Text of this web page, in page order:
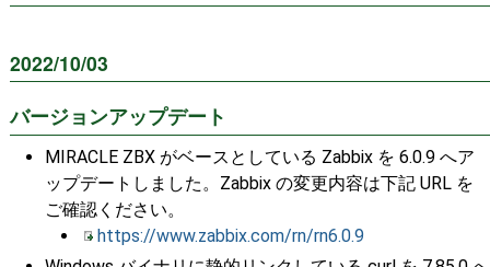
2022/10/03
バージョンアップデート
MIRACLE ZBX がベースとしている Zabbix を 6.0.9 へア
ップデートしました。Zabbix の変更内容は下記 URL を
ご確認ください。
https://www.zabbix.com/rn/rn6.0.9